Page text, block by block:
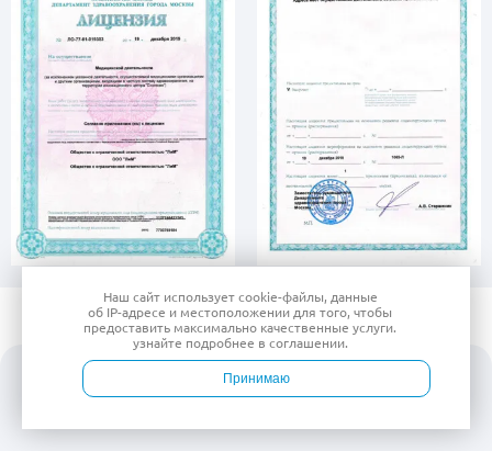
Наш сайт используетcookie-файлы, данные
об IP-адресе и местоположении для того, чтобы
предоставить максимально качественные услуги.
узнайте подробнее в соглашении.
Принимаю